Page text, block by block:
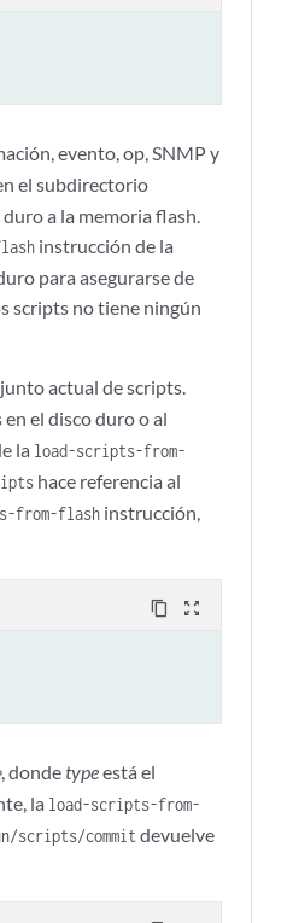
evento, op, SNMP y
el subdirectorio
a la memoria flash.
instrucción de la
para asegurarse de
scripts no tiene ningún
actual de scripts.
en el disco duro o al
la load-scripts-from-
hace referencia al
from-flash instrucción,
content_copy zoom_out_map
, dondetypeestá el
la load-scripts-from-
scripts/commitdevuelve